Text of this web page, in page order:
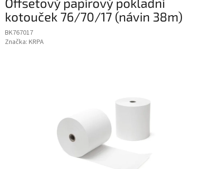
kotouček 76/70/17 (návin 38m)
BK767017
Značka: KRPA